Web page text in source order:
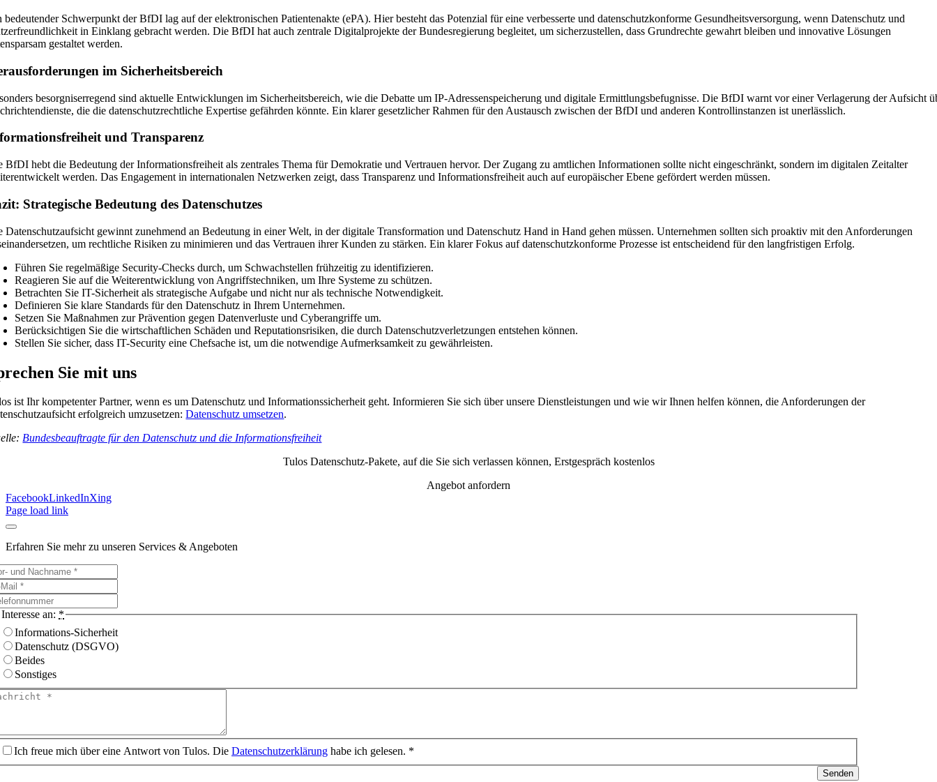
bedeutender Schwerpunkt der BfDI lag auf der elektronischen Patientenakte (ePA). Hier besteht das Potenzial für eine verbesserte und datenschutzkonforme Gesundheitsversorgung, wenn Datenschutz und
in Einklang gebracht werden. Die BfDI hat auch zentrale Digitalprojekte der Bundesregierung begleitet, um sicherzustellen, dass Grundrechte gewahrt bleiben und innovative Lösungen
gestaltet werden.
im Sicherheitsbereich
besorgniserregend sind aktuelle Entwicklungen im Sicherheitsbereich, wie die Debatte um IP-Adressenspeicherung und digitale Ermittlungsbefugnisse. Die BfDI warnt vor einer Verlagerung der Aufsicht
die die datenschutzrechtliche Expertise gefährden könnte. Ein klarer gesetzlicher Rahmen für den Austausch zwischen der BfDI und anderen Kontrollinstanzen ist unerlässlich.
und Transparenz
BfDI hebt die Bedeutung der Informationsfreiheit als zentrales Thema für Demokratie und Vertrauen hervor. Der Zugang zu amtlichen Informationen sollte nicht eingeschränkt, sondern im digitalen Zeitalter
werden. Das Engagement in internationalen Netzwerken zeigt, dass Transparenz und Informationsfreiheit auch auf europäischer Ebene gefördert werden müssen.
Strategische Bedeutung des Datenschutzes
Datenschutzaufsicht gewinnt zunehmend an Bedeutung in einer Welt, in der digitale Transformation und Datenschutz Hand in Hand gehen müssen. Unternehmen sollten sich proaktiv mit den Anforderungen
um rechtliche Risiken zu minimieren und das Vertrauen ihrer Kunden zu stärken. Ein klarer Fokus auf datenschutzkonforme Prozesse ist entscheidend für den langfristigen Erfolg.
Führen Sie regelmäßige Security-Checks durch, um Schwachstellen frühzeitig zu identifizieren.
Reagieren Sie auf die Weiterentwicklung von Angriffstechniken, um Ihre Systeme zu schützen.
Betrachten Sie IT-Sicherheit als strategische Aufgabe und nicht nur als technische Notwendigkeit.
Definieren Sie klare Standards für den Datenschutz in Ihrem Unternehmen.
Setzen Sie Maßnahmen zur Prävention gegen Datenverluste und Cyberangriffe um.
Berücksichtigen Sie die wirtschaftlichen Schäden und Reputationsrisiken, die durch Datenschutzverletzungen entstehen können.
Stellen Sie sicher, dass IT-Security eine Chefsache ist, um die notwendige Aufmerksamkeit zu gewährleisten.
Sie mit uns
ist Ihr kompetenter Partner, wenn es um Datenschutz und Informationssicherheit geht. Informieren Sie sich über unsere Dienstleistungen und wie wir Ihnen helfen können, die Anforderungen der
erfolgreich umzusetzen:Datenschutz umsetzen.
Bundesbeauftragte für den Datenschutz und die Informationsfreiheit
Tulos Datenschutz-Pakete, auf die Sie sich verlassen können, Erstgespräch kostenlos
Angebot anfordern
FacebookLinkedInXing
Page load link
Erfahren Sie mehr zu unseren Services & Angeboten
Interesse an: *
Informations-Sicherheit
Datenschutz (DSGVO)
Beides
Sonstiges
Ich freue mich über eine Antwort von Tulos. Die Datenschutzerklärung habe ich gelesen. *
Senden